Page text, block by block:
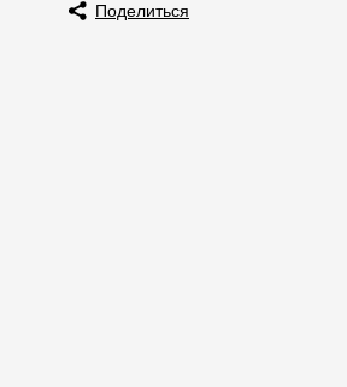
Поделиться